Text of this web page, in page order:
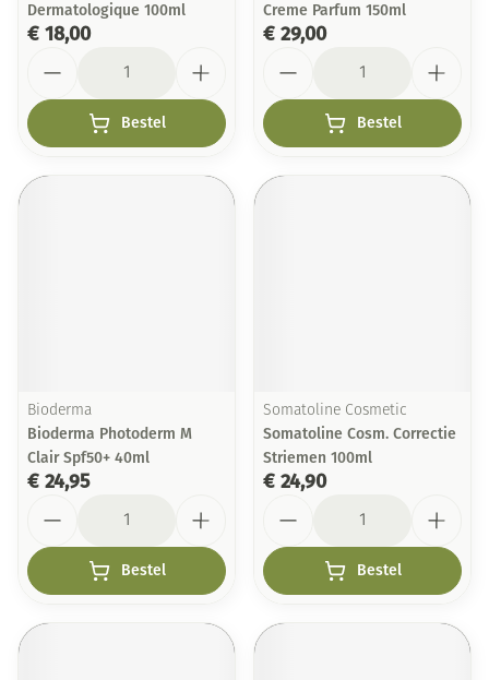
Dermatologique 100ml
€ 18,00
Bestel
Creme Parfum 150ml
€ 29,00
Bestel
Bioderma
Bioderma Photoderm M
Clair Spf50+ 40ml
€ 24,95
Bestel
Somatoline Cosmetic
Somatoline Cosm. Correctie
Striemen 100ml
€ 24,90
Bestel